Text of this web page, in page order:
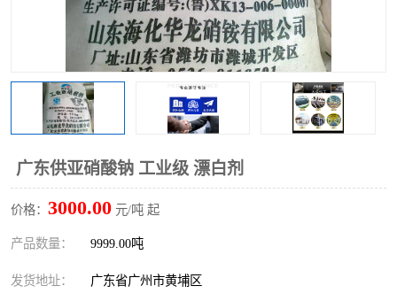
广东供亚硝酸钠 工业级 漂白剂
价格： 3000.00 元/吨 起
产品数量： 9999.00吨
发货地址： 广东省广州市黄埔区
磷酸氢二钾 三聚磷酸钠
保险粉 工业白糖
过硫酸钠 过硫酸铵
尿素 碳酸氢钠
聚合硫酸铁
大苏打
元明粉